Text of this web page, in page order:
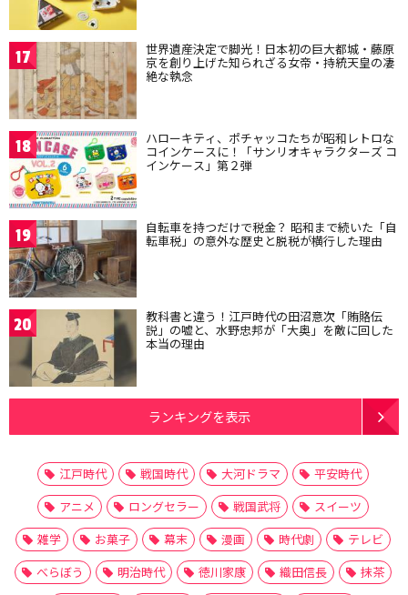
17 世界遺産決定で脚光！日本初の巨大都城・藤原
京を創り上げた知られざる女帝・持統天皇の凄
絶な執念
18 ハローキティ、ポチャッコたちが昭和レトロな
コインケースに！「サンリオキャラクターズ コ
インケース」第２弾
19 自転車を持つだけで税金？ 昭和まで続いた「自
転車税」の意外な歴史と脱税が横行した理由
20 教科書と違う！江戸時代の田沼意次「賄賂伝
説」の嘘と、水野忠邦が「大奥」を敵に回した
本当の理由
ランキングを表示
江戸時代 戦国時代 大河ドラマ
平安時代
アニメ
ロングセラー 戦国武将
スイーツ
雑学
お菓子 幕末 漫画 時代劇
テレビ
べらぼう
明治時代 徳川家康 織田信長
抹茶